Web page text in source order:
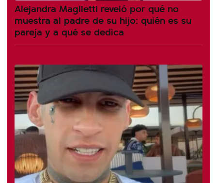
Alejandra Maglietti reveló por qué no
muestra al padre de su hijo: quién es su
pareja y a qué se dedica